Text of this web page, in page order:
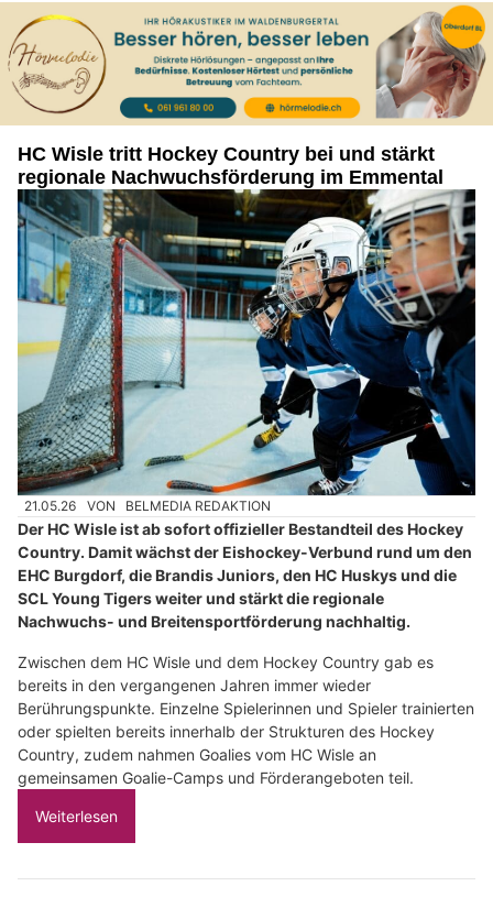
HC Wisle tritt Hockey Country bei und stärkt
regionale Nachwuchsförderung im Emmental
21.05.26 VON BELMEDIA REDAKTION
Der HC Wisle ist ab sofort offizieller Bestandteil des Hockey
Country. Damit wächst der Eishockey-Verbund rund um den
EHC Burgdorf, die Brandis Juniors, den HC Huskys und die
SCL Young Tigers weiter und stärkt die regionale
Nachwuchs- und Breitensportförderung nachhaltig.
Zwischen dem HC Wisle und dem Hockey Country gab es
bereits in den vergangenen Jahren immer wieder
Berührungspunkte. Einzelne Spielerinnen und Spieler trainierten
oder spielten bereits innerhalb der Strukturen des Hockey
Country, zudem nahmen Goalies vom HC Wisle an
gemeinsamen Goalie-Camps und Förderangeboten teil.
Weiterlesen